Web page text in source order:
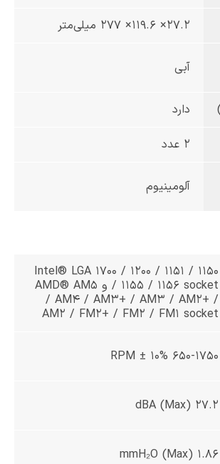
۲۷.۲× ۱۱۹.۶× ۲۷۷ میلی‌متر
آبی
دارد
۲ عدد
آلومینیوم
Intel® LGA 1700 / 1200 / 1151 / 1150
/ 1155 / 1156 socket و AMD® AM5
/ AM4 / AM3+ / AM3 / AM2+ /
AM2 / FM2+ / FM2 / FM1 socket
650-1750 RPM ± 10%
27.2 dBA (Max)
1.86 mmH₂O (Max)